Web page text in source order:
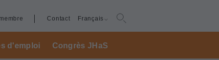
Français
Contact
d'emploi Congrès JHaS